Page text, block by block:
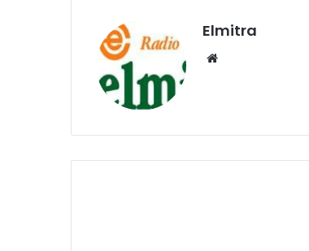
Elmitra
Website